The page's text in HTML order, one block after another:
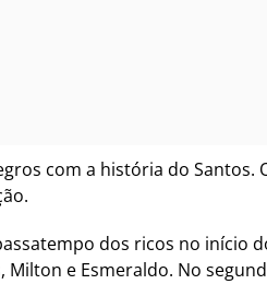
com a história do Santos.
dos ricos no início
e Esmeraldo. No